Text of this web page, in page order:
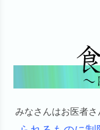
みなさんはお医者さ